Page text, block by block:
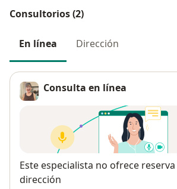
Consultorios (2)
En línea Dirección
Consulta en línea
Disponibilidad
Este especialista no ofrece
dirección